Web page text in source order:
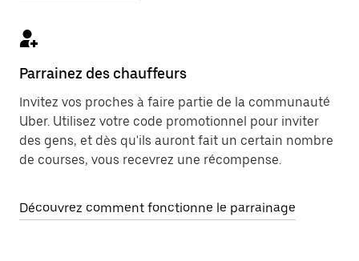
Parrainez des chauffeurs
Invitez vos proches à faire partie de la communauté
Uber. Utilisez votre code promotionnel pour inviter
des gens, et dès qu'ils auront fait un certain nombre
de courses, vous recevrez une récompense.
Découvrez comment fonctionne le parrainage